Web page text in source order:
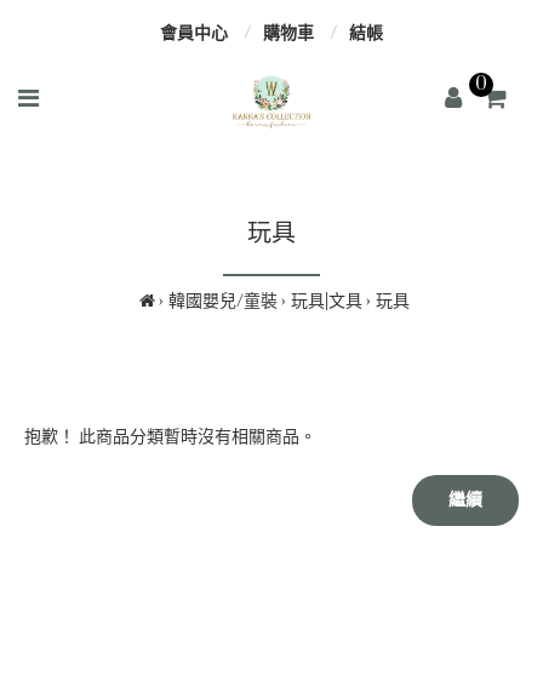
會員中心 購物車 結帳
0
玩具
韓國嬰兒/童裝 玩具|文具 玩具
抱歉！ 此商品分類暫時沒有相關商品。
繼續